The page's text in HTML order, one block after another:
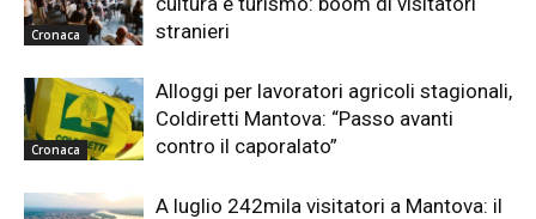
Cronaca
stranieri
Cronaca
Alloggi per lavoratori agricoli stagionali,
Coldiretti Mantova: “Passo avanti
contro il caporalato”
A luglio 242mila visitatori a Mantova: il